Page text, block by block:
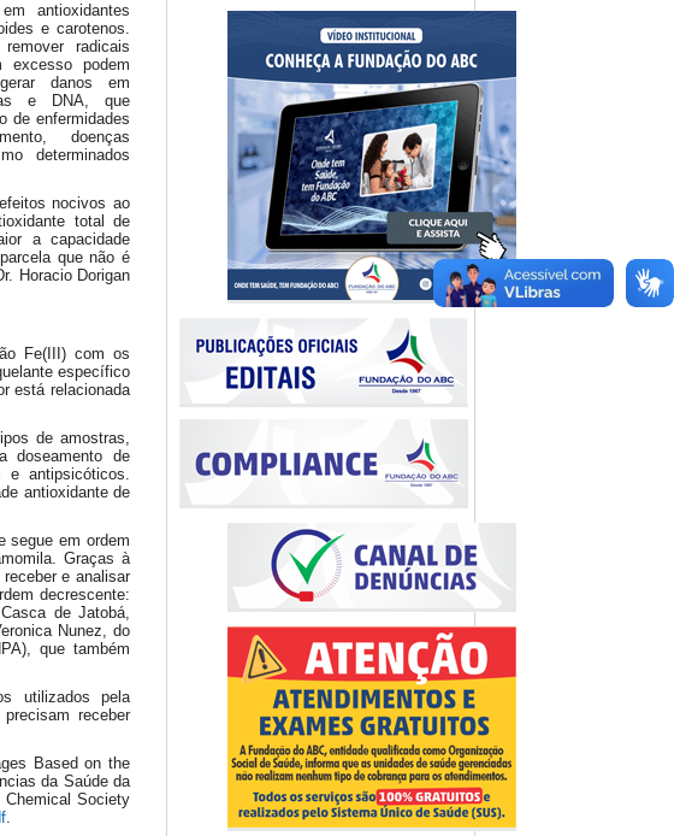
antioxidantes
e carotenos.
radicais
excesso podem
danos em
e DNA, que
de enfermidades
doenças
determinados
nocivos ao
total de
a capacidade
que não é
Horacio Dorigan
Fe(III) com os
específico
está relacionada
de amostras,
doseamento de
e antipsicóticos.
antioxidante de
segue em ordem
Graças à
e analisar
decrescente:
de Jatobá,
Nunez, do
que também
utilizados pela
receber
Based on the
da Saúde da
Society
.